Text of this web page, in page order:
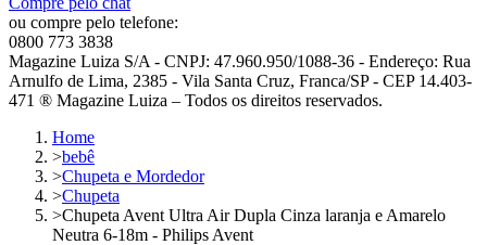
ou compre pelo telefone:
0800 773 3838
Magazine Luiza S/A - CNPJ: 47.960.950/1088-36 - Endereço: Rua
Arnulfo de Lima, 2385 - Vila Santa Cruz, Franca/SP - CEP 14.403-
471 ® Magazine Luiza – Todos os direitos reservados.
Home
>bebê
>Chupeta e Mordedor
>Chupeta
>Chupeta Avent Ultra Air Dupla Cinza laranja e Amarelo
Neutra 6-18m - Philips Avent